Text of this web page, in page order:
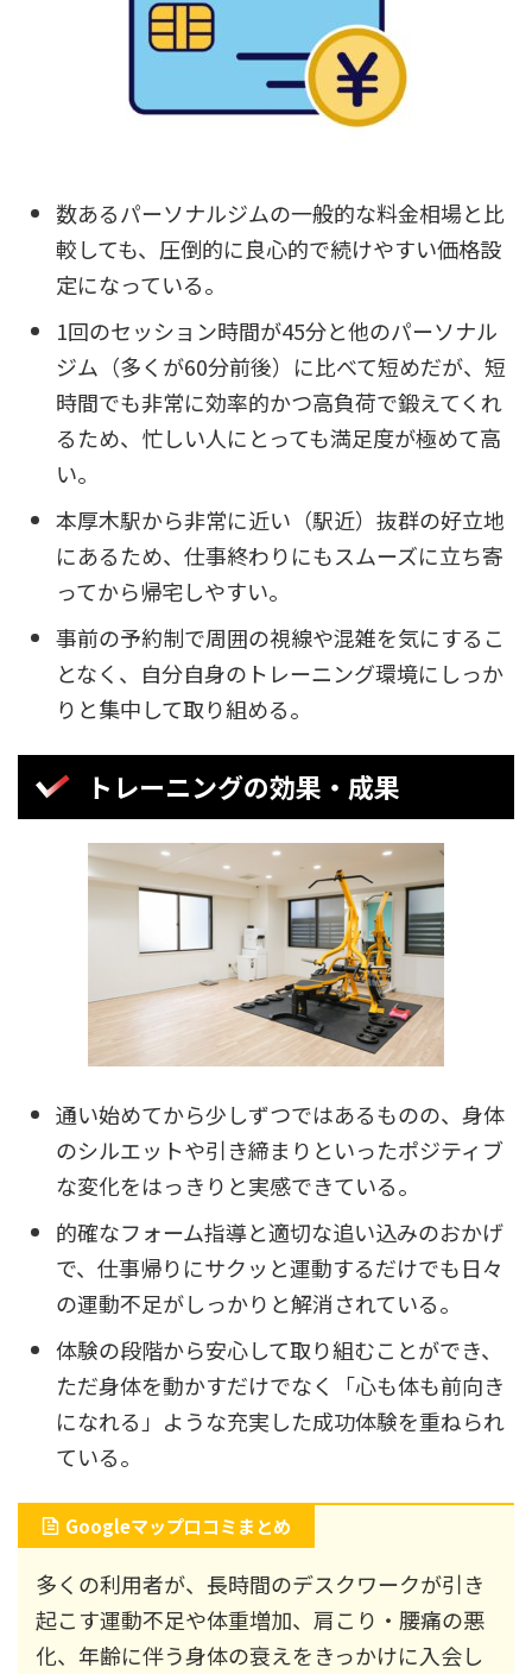
数あるパーソナルジムの一般的な料金相場と比
較しても、圧倒的に良心的で続けやすい価格設
定になっている。
1回のセッション時間が45分と他のパーソナル
ジム（多くが60分前後）に比べて短めだが、短
時間でも非常に効率的かつ高負荷で鍛えてくれ
るため、忙しい人にとっても満足度が極めて高
い。
本厚木駅から非常に近い（駅近）抜群の好立地
にあるため、仕事終わりにもスムーズに立ち寄
ってから帰宅しやすい。
事前の予約制で周囲の視線や混雑を気にするこ
となく、自分自身のトレーニング環境にしっか
りと集中して取り組める。
トレーニングの効果・成果
通い始めてから少しずつではあるものの、身体
のシルエットや引き締まりといったポジティブ
な変化をはっきりと実感できている。
的確なフォーム指導と適切な追い込みのおかげ
で、仕事帰りにサクッと運動するだけでも日々
の運動不足がしっかりと解消されている。
体験の段階から安心して取り組むことができ、
ただ身体を動かすだけでなく「心も体も前向き
になれる」ような充実した成功体験を重ねられ
ている。
Googleマップ口コミまとめ
多くの利用者が、長時間のデスクワークが引き
起こす運動不足や体重増加、肩こり・腰痛の悪
化、年齢に伴う身体の衰えをきっかけに入会し